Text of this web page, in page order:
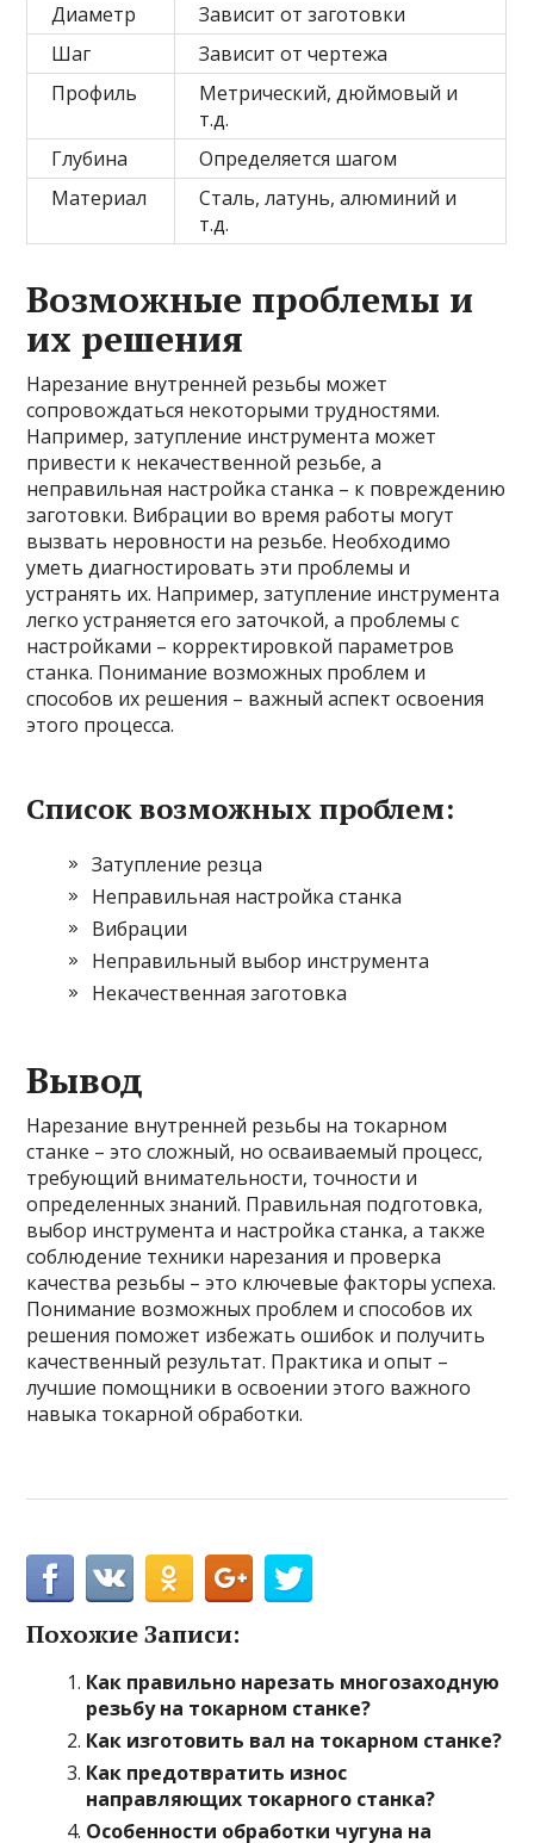
Диаметр
Зависит от заготовки
Шаг
Зависит от чертежа
Профиль
Метрический, дюймовый и
т.д.
Глубина
Определяется шагом
Материал
Сталь, латунь, алюминий и
т.д.
Возможные проблемы и
их решения
Нарезание внутренней резьбы может
сопровождаться некоторыми трудностями.
Например, затупление инструмента может
привести к некачественной резьбе, а
неправильная настройка станка – к повреждению
заготовки. Вибрации во время работы могут
вызвать неровности на резьбе. Необходимо
уметь диагностировать эти проблемы и
устранять их. Например, затупление инструмента
легко устраняется его заточкой, а проблемы с
настройками – корректировкой параметров
станка. Понимание возможных проблем и
способов их решения – важный аспект освоения
этого процесса.
Список возможных проблем:
Затупление резца
Неправильная настройка станка
Вибрации
Неправильный выбор инструмента
Некачественная заготовка
Вывод
Нарезание внутренней резьбы на токарном
станке – это сложный, но осваиваемый процесс,
требующий внимательности, точности и
определенных знаний. Правильная подготовка,
выбор инструмента и настройка станка, а также
соблюдение техники нарезания и проверка
качества резьбы – это ключевые факторы успеха.
Понимание возможных проблем и способов их
решения поможет избежать ошибок и получить
качественный результат. Практика и опыт –
лучшие помощники в освоении этого важного
навыка токарной обработки.
Похожие Записи:
Как правильно нарезать многозаходную
резьбу на токарном станке?
Как изготовить вал на токарном станке?
Как предотвратить износ
направляющих токарного станка?
Особенности обработки чугуна на